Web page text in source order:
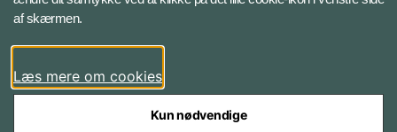
LinkedIn
af skærmen.
Læs mere om cookies
Kun nødvendige